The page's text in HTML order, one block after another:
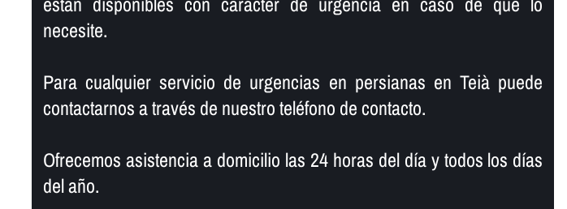
necesite.
Para cualquier servicio de urgencias en persianas en Teià puede
contactarnos a través de nuestro teléfono de contacto.
Ofrecemos asistencia a domicilio las 24 horas del dí­a y todos los dí­as
del año.